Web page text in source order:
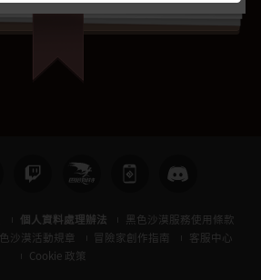
個人資料處理辦法
黑色沙漠服務使用條款
沙漠活動規章 冒險家創作指南
客服中心
Cookie 政策